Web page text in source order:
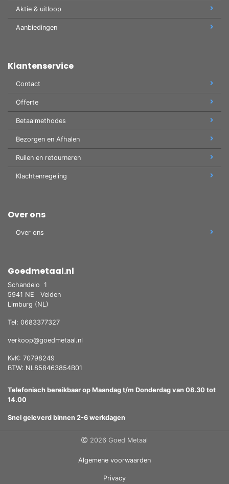
Aktie & uitloop
Aanbiedingen
Klantenservice
Contact
Offerte
Betaalmethodes
Bezorgen en Afhalen
Ruilen en retourneren
Klachtenregeling
Over ons
Over ons
Goedmetaal.nl
Schandelo 1
5941 NE
Velden
Limburg (NL)
Tel: 0683377327
verkoop@goedmetaal.nl
KvK: 70798249
BTW: NL858463854B01
Telefonisch bereikbaar op Maandag t/m Donderdag van 08.30 tot
14.00
Snel geleverd binnen 2-6 werkdagen
2026 Goed Metaal
Algemene voorwaarden
Privacy